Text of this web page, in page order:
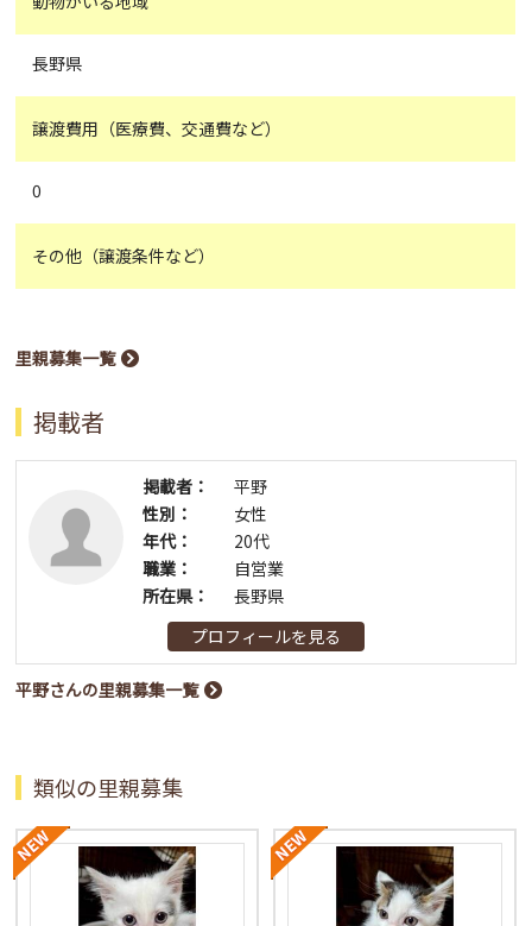
長野県
譲渡費用（医療費、交通費など）
0
その他（譲渡条件など）
里親募集一覧
掲載者
掲載者：
平野
性別：
女性
年代：
20代
職業：
自営業
所在県：
長野県
プロフィールを見る
平野さんの里親募集一覧
類似の里親募集